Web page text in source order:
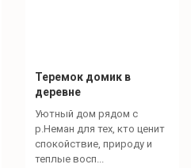
Теремок домик в
деревне
Уютный дом рядом с
р.Неман для тех, кто ценит
спокойствие, природу и
теплые восп...